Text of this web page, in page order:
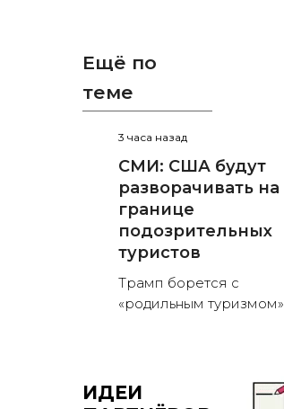
Ещё по
теме
3 часа назад
СМИ: США будут
разворачивать на
границе
подозрительных
туристов
Трамп борется с
«родильным туризмом»
ИДЕИ